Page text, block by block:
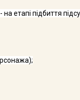
етапі підбиття